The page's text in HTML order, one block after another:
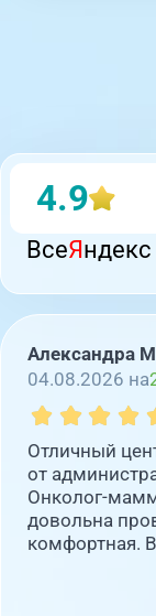
4.9
ВсеЯ ндекс
Александра
04.08.2026 на
Отличный
от
Онколог-
довольна
комфортная.